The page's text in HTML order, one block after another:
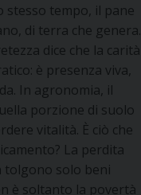
stesso tempo, il pane
di terra che genera.
dice che la carità
è presenza viva,
In agronomia, il
porzione di suolo
vitalità. È ciò che
La perdita
tolgono solo beni
è soltanto la povertà